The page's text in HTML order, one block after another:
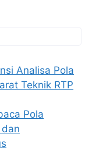
Analisa Pola
Teknik RTP
Pola